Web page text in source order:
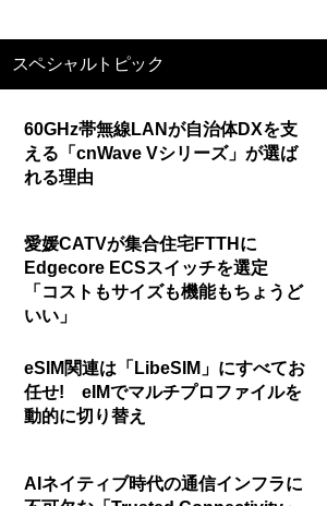
スペシャルトピック
60GHz帯無線LANが自治体DXを支
える「cnWave Vシリーズ」が選ば
れる理由
愛媛CATVが集合住宅FTTHに
Edgecore ECSスイッチを選定
「コストもサイズも機能もちょうど
いい」
eSIM関連は「LibeSIM」にすべてお
任せ! eIMでマルチプロファイルを
動的に切り替え
AIネイティブ時代の通信インフラに